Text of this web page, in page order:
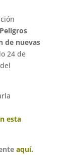
de nuevas
24 de
esta
aquí.